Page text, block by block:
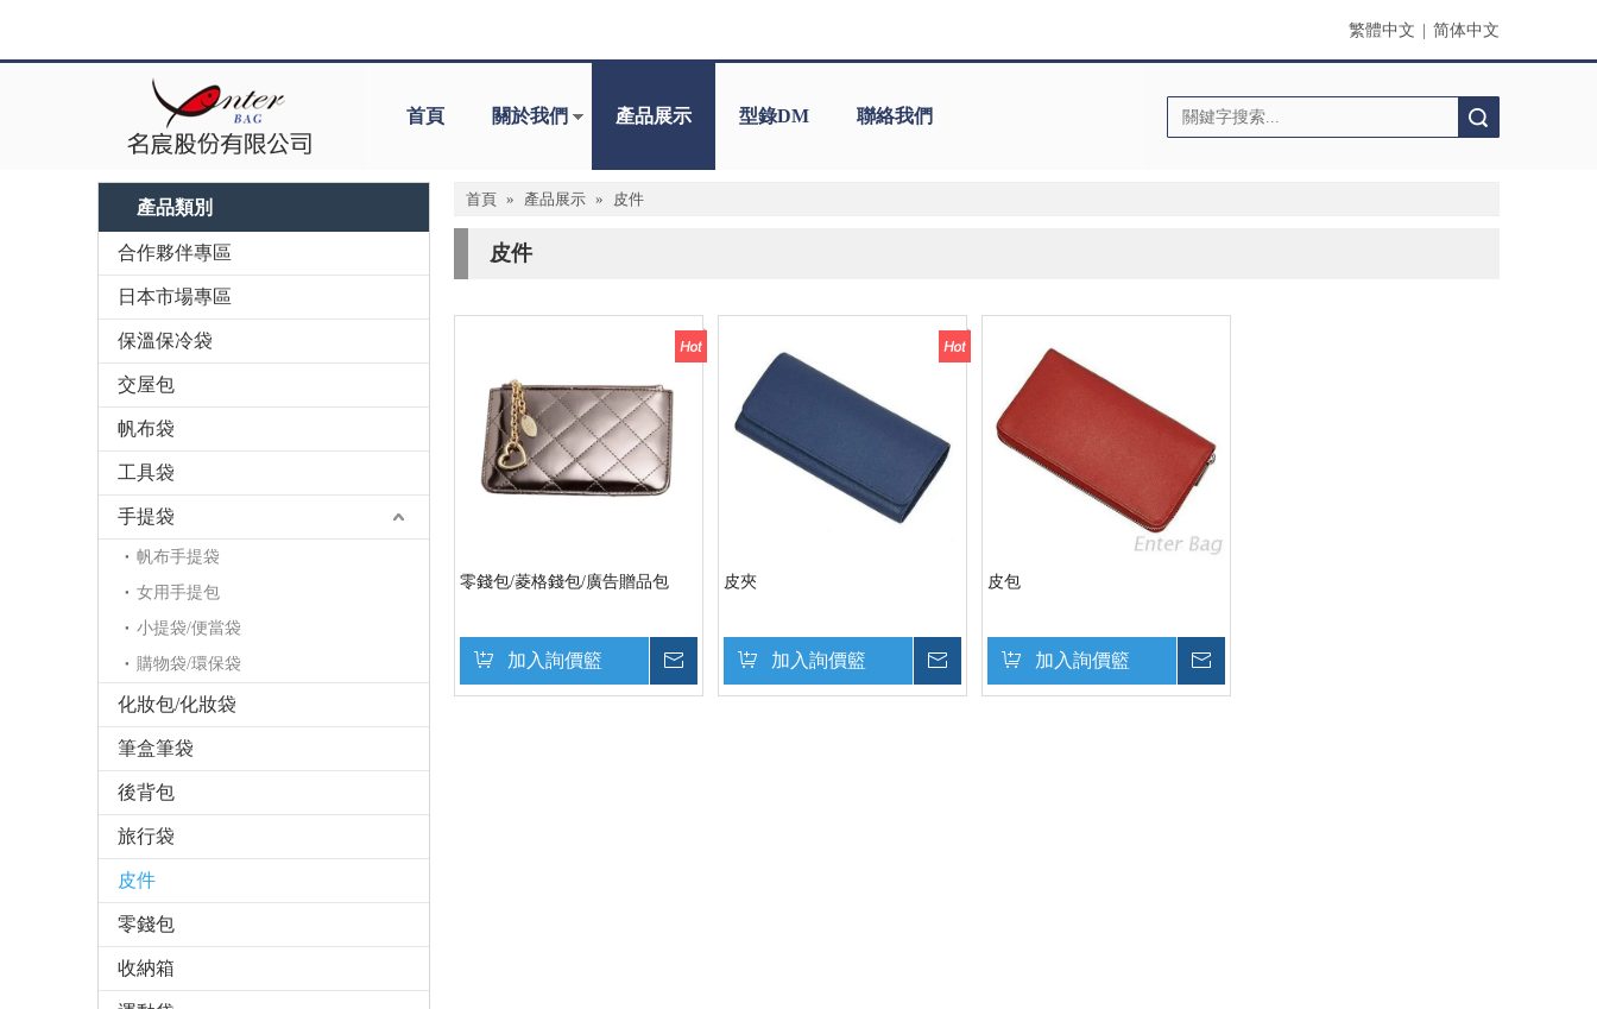
繁體中文 简体中文
首頁 關於我們 產品展示 型錄DM 聯絡我們
產品類別
合作夥伴專區
日本市場專區
保溫保冷袋
交屋包
帆布袋
工具袋
手提袋
帆布手提袋
女用手提包
小提袋/便當袋
購物袋/環保袋
化妝包/化妝袋
筆盒筆袋
後背包
旅行袋
皮件
零錢包
收納箱
首頁 » 產品展示 » 皮件
皮件
零錢包/菱格錢包/廣告贈品包
加入詢價籃
皮夾
加入詢價籃
皮包
加入詢價籃